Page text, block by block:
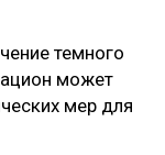
темного
может
мер для